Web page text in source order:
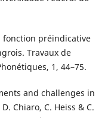
fonction préindicative
Travaux de
1, 44–75.
and challenges in
Chiaro, C. Heiss & C.